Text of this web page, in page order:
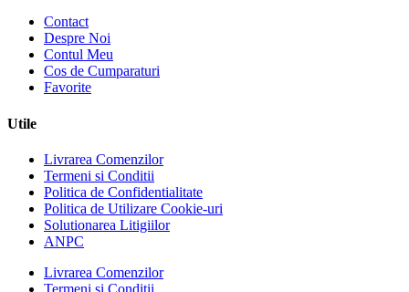
Contact
Despre Noi
Contul Meu
Cos de Cumparaturi
Favorite
Utile
Livrarea Comenzilor
Termeni si Conditii
Politica de Confidentialitate
Politica de Utilizare Cookie-uri
Solutionarea Litigiilor
ANPC
Livrarea Comenzilor
Termeni si Conditii